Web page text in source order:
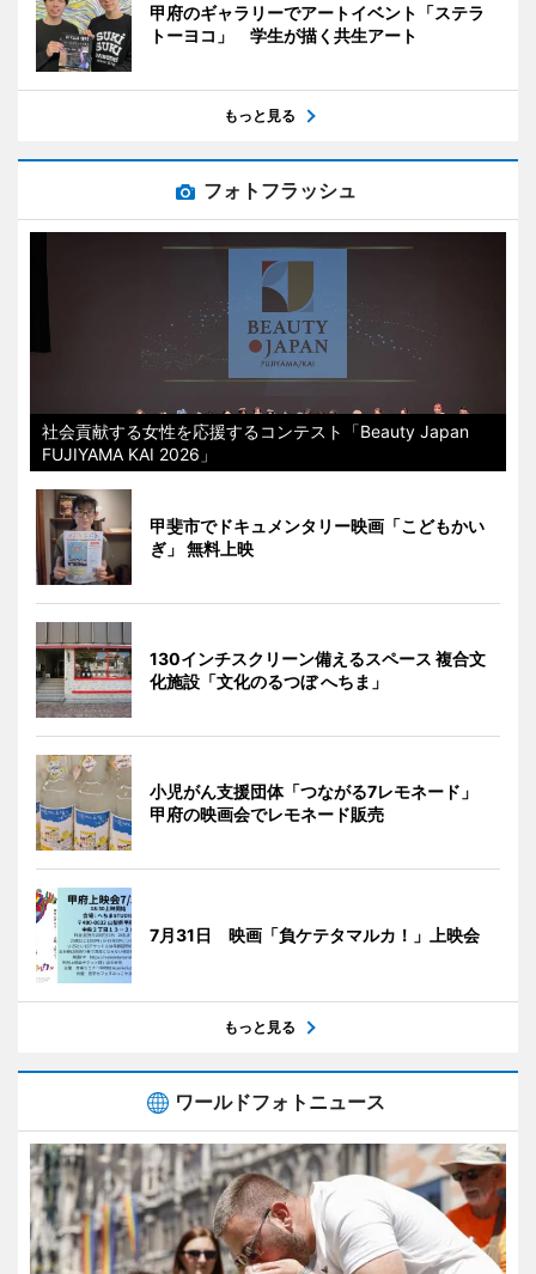
甲府のギャラリーでアートイベント「ステラ
トーヨコ」 学生が描く共生アート
もっと見る
フォトフラッシュ
社会貢献する女性を応援するコンテスト「Beauty Japan
FUJIYAMA KAI 2026」
甲斐市でドキュメンタリー映画「こどもかい
ぎ」 無料上映
130インチスクリーン備えるスペース 複合文
化施設「文化のるつぼ へちま」
小児がん支援団体「つながる7レモネード」
甲府の映画会でレモネード販売
7月31日 映画「負ケテタマルカ！」上映会
もっと見る
ワールドフォトニュース